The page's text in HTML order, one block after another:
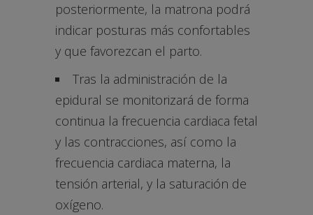
posteriormente, la matrona podrá
indicar posturas más confortables
y que favorezcan el parto.
Tras la administración de la
epidural se monitorizará de forma
continua la frecuencia cardiaca fetal
y las contracciones, así como la
frecuencia cardiaca materna, la
tensión arterial, y la saturación de
oxígeno.